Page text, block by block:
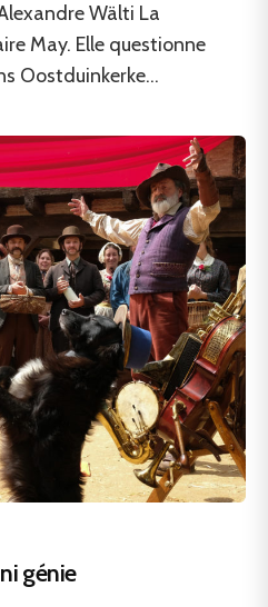
Wälti La
May. Elle questionne
Oostduinkerke...
génie